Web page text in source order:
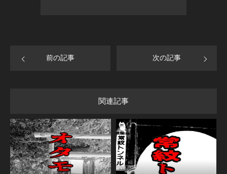
前の記事 次の記事
関連記事